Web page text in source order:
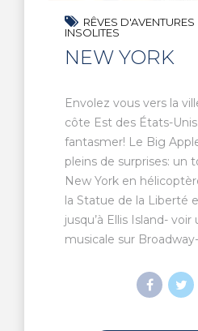
RÊVES D'AVENTURES
INSOLITES
NEW YORK
Envolez vous vers la
côte Est des États-
fantasmer! Le Big
pleins de surprises: un
New York en
la Statue de la Liberté
jusqu’à Ellis Island-
musicale sur